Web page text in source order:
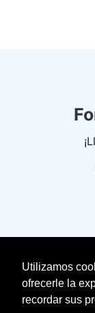
Utilizamos
ofrecerle la
recordar sus